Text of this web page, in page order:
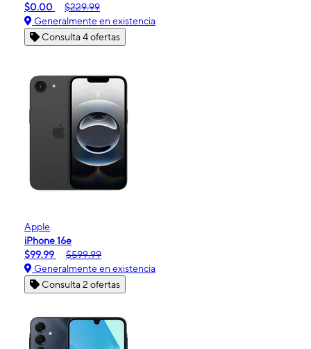
$0.00
$229.99
Generalmente en existencia
Consulta 4 ofertas
Apple
iPhone 16e
$99.99
$599.99
Generalmente en existencia
Consulta 2 ofertas